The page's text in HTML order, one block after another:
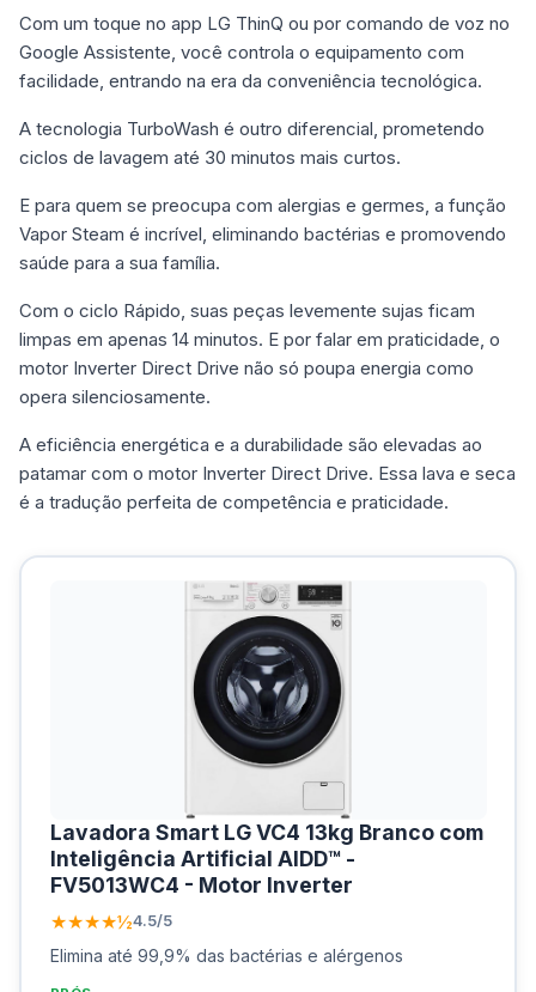
Com um toque no app LG ThinQ ou por comando de voz no
Google Assistente, você controla o equipamento com
facilidade, entrando na era da conveniência tecnológica.
A tecnologia TurboWash é outro diferencial, prometendo
ciclos de lavagem até 30 minutos mais curtos.
E para quem se preocupa com alergias e germes, a função
Vapor Steam é incrível, eliminando bactérias e promovendo
saúde para a sua família.
Com o ciclo Rápido, suas peças levemente sujas ficam
limpas em apenas 14 minutos. E por falar em praticidade, o
motor Inverter Direct Drive não só poupa energia como
opera silenciosamente.
A eficiência energética e a durabilidade são elevadas ao
patamar com o motor Inverter Direct Drive. Essa lava e seca
é a tradução perfeita de competência e praticidade.
Lavadora Smart LG VC4 13kg Branco com
Inteligência Artificial AIDD™ -
FV5013WC4 - Motor Inverter
★★★★½4.5/5
Elimina até 99,9% das bactérias e alérgenos